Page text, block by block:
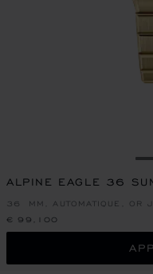
ALPINE EAGLE 36
36 MM, AUTOMATIQUE, OR
€ 99,100